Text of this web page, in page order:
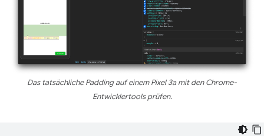
Das tatsächliche Padding auf einem Pixel 3a mit den Chrome-
Entwicklertools prüfen.